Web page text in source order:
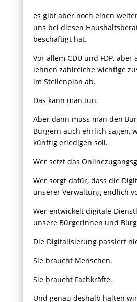
es gibt aber noch einen
uns bei diesen
beschäftigt hat.
Vor allem CDU und FDP, aber
lehnen zahlreiche wichtige
im Stellenplan ab.
Das kann man tun.
Aber dann muss man den
Bürgern auch ehrlich sagen,
künftig erledigen soll.
Wer setzt das
Wer sorgt dafür, dass die
unserer Verwaltung endlich
Wer entwickelt digitale
unsere Bürgerinnen und
Die Digitalisierung passiert
Sie braucht Menschen.
Sie braucht Fachkräfte.
Und genau deshalb halten